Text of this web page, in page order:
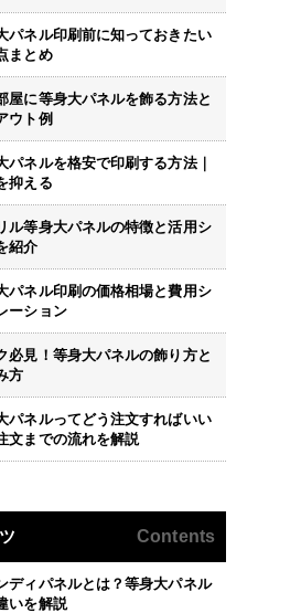
パネル印刷前に知っておきたい
まとめ
屋に等身大パネルを飾る方法と
ウト例
パネルを格安で印刷する方法｜
抑える
ル等身大パネルの特徴と活用シ
紹介
パネル印刷の価格相場と費用シ
ーション
必見！等身大パネルの飾り方と
方
パネルってどう注文すればいい
文までの流れを解説
Contents
ディパネルとは？等身大パネル
いを解説